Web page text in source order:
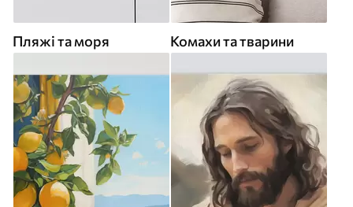
Пляжі та моря Комахи та тварини